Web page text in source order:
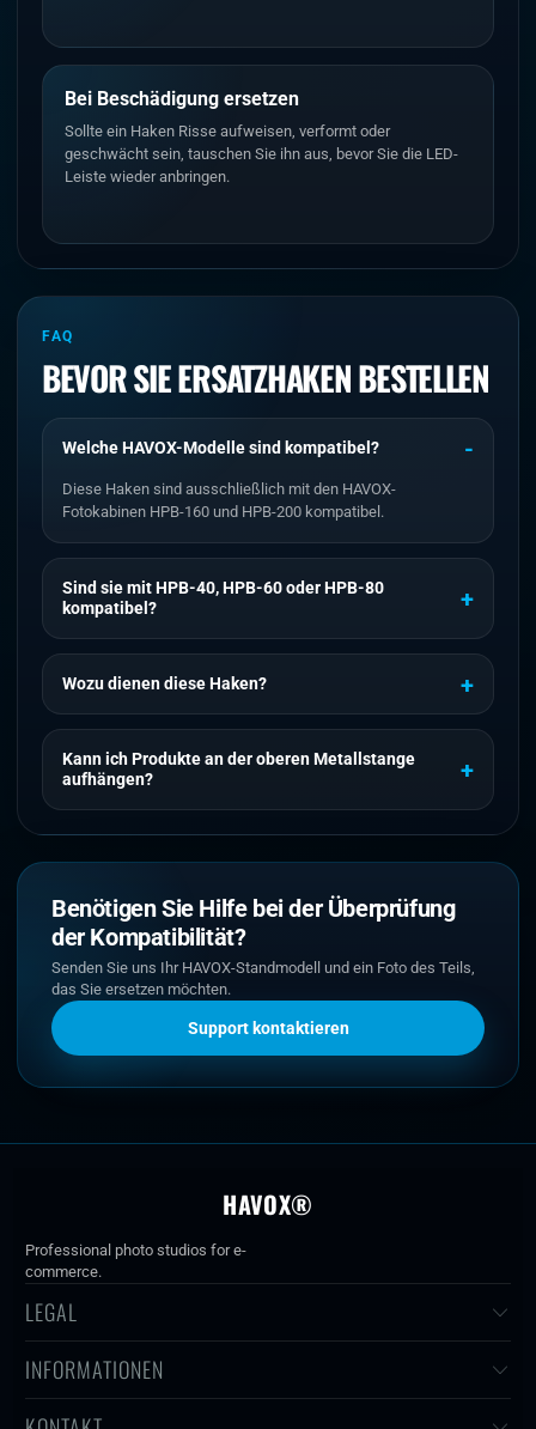
Bei Beschädigung ersetzen
Sollte ein Haken Risse aufweisen, verformt oder
geschwächt sein, tauschen Sie ihn aus, bevor Sie die LED-
Leiste wieder anbringen.
FAQ
BEVOR SIE ERSATZHAKEN BESTELLEN
Welche HAVOX-Modelle sind kompatibel?
Diese Haken sind ausschließlich mit den HAVOX-
Fotokabinen HPB-160 und HPB-200 kompatibel.
Sind sie mit HPB-40, HPB-60 oder HPB-80
kompatibel?
Wozu dienen diese Haken?
Kann ich Produkte an der oberen Metallstange
aufhängen?
Benötigen Sie Hilfe bei der Überprüfung
der Kompatibilität?
Senden Sie uns Ihr HAVOX-Standmodell und ein Foto des Teils,
das Sie ersetzen möchten.
Support kontaktieren
HAVOX®
Professional photo studios for e-
commerce.
LEGAL
INFORMATIONEN